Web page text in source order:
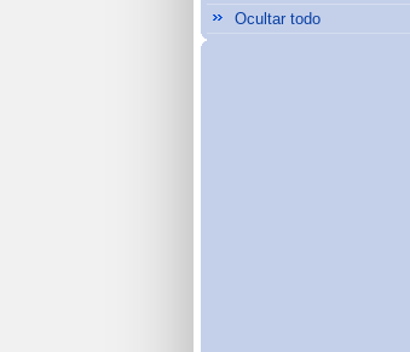
Ocultar todo